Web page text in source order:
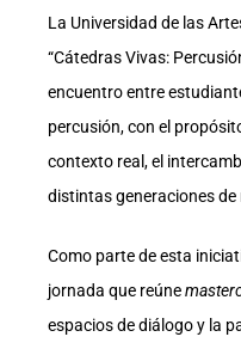
La Universidad de las
“Cátedras Vivas:
encuentro entre
percusión, con el
contexto real, el
distintas generaciones de
Como parte de esta
jornada que reúne
espacios de diálogo y la